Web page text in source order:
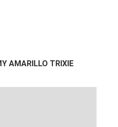
AMARILLO TRIXIE